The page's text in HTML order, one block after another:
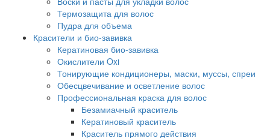
Термозащита для волос
Пудра для объема
Красители и био-завивка
Кератиновая био-завивка
Окислители Oxi
Тонирующие кондиционеры, маски, муссы, спреи
Обесцвечивание и осветление волос
Профессиональная краска для волос
Безамиачный краситель
Кератиновый краситель
Краситель прямого действия